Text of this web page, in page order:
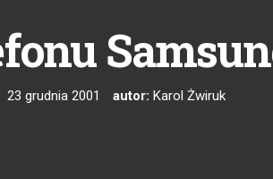
23 grudnia 2001 autor: Karol Żwiruk